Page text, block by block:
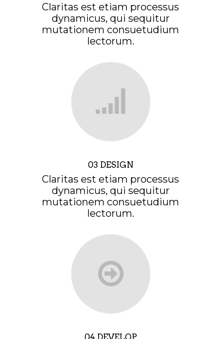
Claritas est etiam processus
dynamicus, qui sequitur
mutationem consuetudium
lectorum.
03 DESIGN
Claritas est etiam processus
dynamicus, qui sequitur
mutationem consuetudium
lectorum.
04 DEVELOP